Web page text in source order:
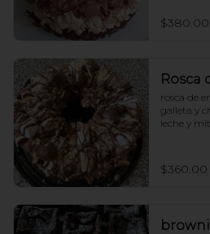
$380.00
Rosca
rosca de
galleta y
leche y
$360.00